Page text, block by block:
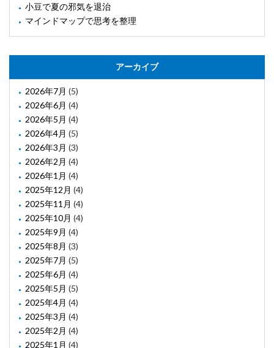
小豆で夏の邪気を退治
マインドマップで思考を整理
アーカイブ
2026年7月 (5)
2026年6月 (4)
2026年5月 (4)
2026年4月 (5)
2026年3月 (3)
2026年2月 (4)
2026年1月 (4)
2025年12月 (4)
2025年11月 (4)
2025年10月 (4)
2025年9月 (4)
2025年8月 (3)
2025年7月 (5)
2025年6月 (4)
2025年5月 (5)
2025年4月 (4)
2025年3月 (4)
2025年2月 (4)
2025年1月 (4)